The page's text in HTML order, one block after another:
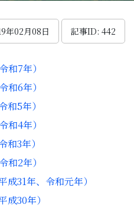
年02月08日 記事ID: 442
7年）
6年）
5年）
4年）
3年）
2年）
31年、令和元年）
30年）